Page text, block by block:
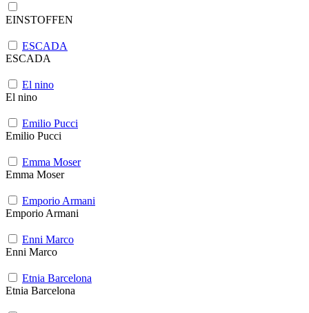
EINSTOFFEN
ESCADA
ESCADA
El nino
El nino
Emilio Pucci
Emilio Pucci
Emma Moser
Emma Moser
Emporio Armani
Emporio Armani
Enni Marco
Enni Marco
Etnia Barcelona
Etnia Barcelona